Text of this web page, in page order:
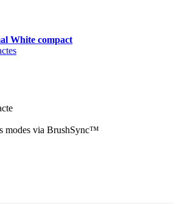
White compact
modes via BrushSync™